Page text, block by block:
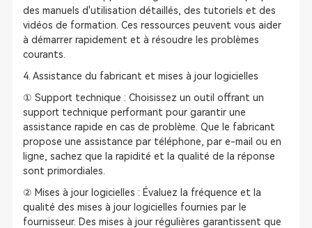
des manuels d'utilisation détaillés, des tutoriels et des
vidéos de formation. Ces ressources peuvent vous aider
à démarrer rapidement et à résoudre les problèmes
courants.
4. Assistance du fabricant et mises à jour logicielles
① Support technique : Choisissez un outil offrant un
support technique performant pour garantir une
assistance rapide en cas de problème. Que le fabricant
propose une assistance par téléphone, par e-mail ou en
ligne, sachez que la rapidité et la qualité de la réponse
sont primordiales.
② Mises à jour logicielles : Évaluez la fréquence et la
qualité des mises à jour logicielles fournies par le
fournisseur. Des mises à jour régulières garantissent que